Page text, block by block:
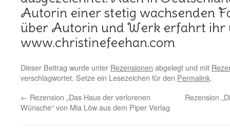
Autorin einer stetig wachsenden
über Autorin und Werk erfahrt ihr
www.christinefeehan.com
Dieser Beitrag wurde unter Rezensionen abgelegt und mit
verschlagwortet. Setze ein Lesezeichen für den Permalink.
← Rezension „Das Haus der verlorenen
Wünsche“ von Mia Löw aus dem Piper Verlag
Rezension